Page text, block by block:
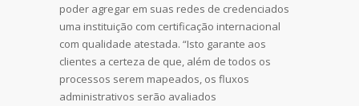
poder agregar em suas redes de credenciados
uma instituição com certificação internacional
com qualidade atestada. “Isto garante aos
clientes a certeza de que, além de todos os
processos serem mapeados, os fluxos
administrativos serão avaliados